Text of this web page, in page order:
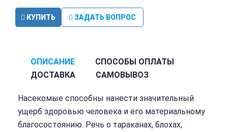
КУПИТЬ ЗАДАТЬ ВОПРОС
ОПИСАНИЕ
СПОСОБЫ ОПЛАТЫ
ДОСТАВКА
САМОВЫВОЗ
Насекомые способны нанести значительный
ущерб здоровью человека и его материальному
благосостоянию. Речь о тараканах, блохах,